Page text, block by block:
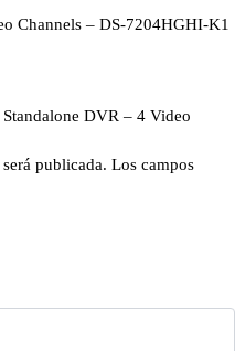
Channels – DS-7204HGHI-K1
DVR – 4 Video
publicada. Los campos